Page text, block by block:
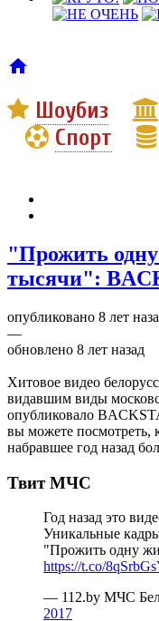

Шоубиз
Спорт
"Прожить
тысячи":
опубликовано 8 лет
—
обновлено 8 лет назад
Хитовое видео
видавшим виды
опубликовало
вы можете посмотреть,
набравшее год назад
Твит МЧС
Год назад это
Уникальные
"Прожить одну
https://t.co/
— 112.by МЧС
2017